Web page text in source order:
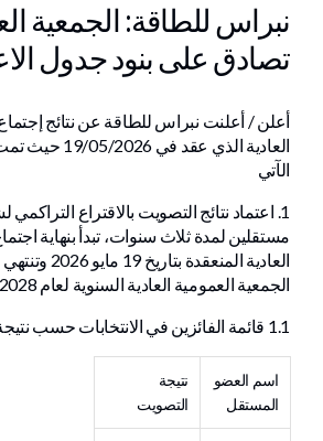
نبراس للطاقة: الجمعية
تصادق على بنود جدول
أعلن / أعلنت نبراس للطاقة عن نتائج
العادية الذي عقد
الآتي
1. اعتماد نتائج التصويت بالاقتراع
مستقلين لمدة ‏ثلاث ‏سنوات، تبدأ بنهاية
العادية ‏المنعقدة
الجمعية العمومية العادية السنوية ‏لعام 2028، على النحو التالي:
1.1 قائمة الفائزين في الانتخابات حسب نتيجة التصويت:
اسم العضو
المستقل
نتيجة
التصويت